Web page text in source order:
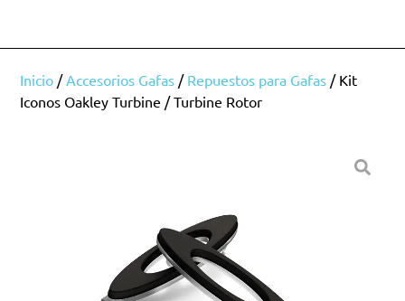
Inicio /Accesorios Gafas / Repuestos para Gafas / Kit
Iconos Oakley Turbine / Turbine Rotor